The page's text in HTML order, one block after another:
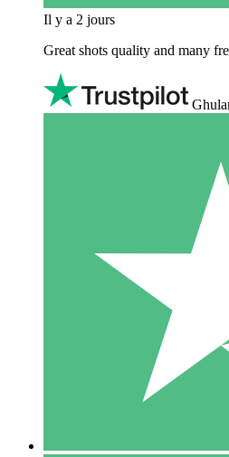
Il y a 2 jours
Great shots quality and many